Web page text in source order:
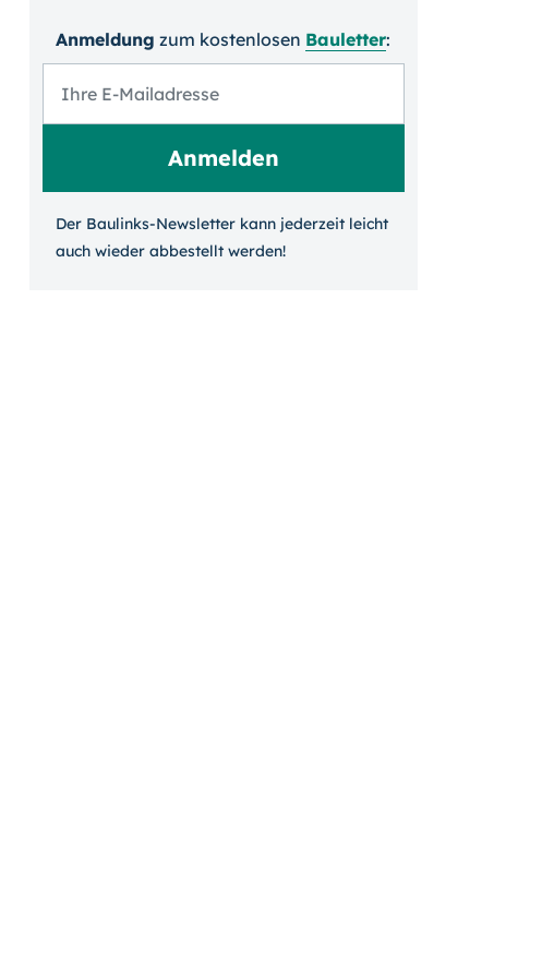
Anmeldung zum kosten­losen Bauletter:
Der Baulinks-Newsletter kann jeder­zeit leicht
auch wieder ab­bestellt werden!